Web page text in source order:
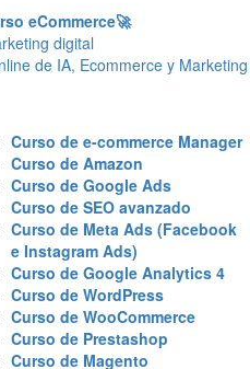
eCommerce🚀
digital
de IA, Ecommerce y Marketing
Curso de e-commerce Manager
Curso de Amazon
Curso de Google Ads
Curso de SEO avanzado
Curso de Meta Ads (Facebook
e Instagram Ads)
Curso de Google Analytics 4
Curso de WordPress
Curso de WooCommerce
Curso de Prestashop
Curso de Magento